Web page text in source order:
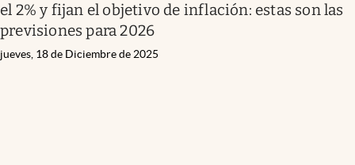
el 2% y fijan el objetivo de inflación: estas son las
previsiones para 2026
jueves, 18 de Diciembre de 2025